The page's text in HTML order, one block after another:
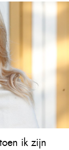
ik zijn